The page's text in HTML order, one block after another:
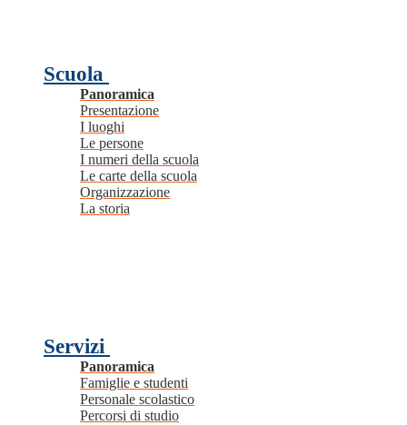
Scuola
Panoramica
Presentazione
I luoghi
Le persone
I numeri della scuola
Le carte della scuola
Organizzazione
La storia
Servizi
Panoramica
Famiglie e studenti
Personale scolastico
Percorsi di studio